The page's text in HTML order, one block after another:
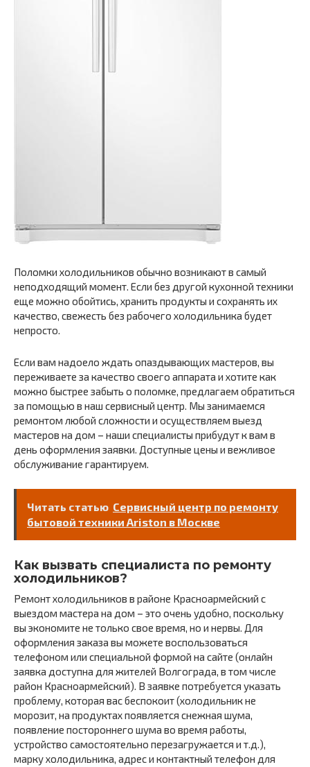
Поломки холодильников обычно возникают в самый
неподходящий момент. Если без другой кухонной техники
еще можно обойтись, хранить продукты и сохранять их
качество, свежесть без рабочего холодильника будет
непросто.
Если вам надоело ждать опаздывающих мастеров, вы
переживаете за качество своего аппарата и хотите как
можно быстрее забыть о поломке, предлагаем обратиться
за помощью в наш сервисный центр. Мы занимаемся
ремонтом любой сложности и осуществляем выезд
мастеров на дом – наши специалисты прибудут к вам в
день оформления заявки. Доступные цены и вежливое
обслуживание гарантируем.
Читать статью Сервисный центр по ремонту
бытовой техники Ariston в Москве
Как вызвать специалиста по ремонту
холодильников?
Ремонт холодильников в районе Красноармейский с
выездом мастера на дом – это очень удобно, поскольку
вы экономите не только свое время, но и нервы. Для
оформления заказа вы можете воспользоваться
телефоном или специальной формой на сайте (онлайн
заявка доступна для жителей Волгограда, в том числе
район Красноармейский). В заявке потребуется указать
проблему, которая вас беспокоит (холодильник не
морозит, на продуктах появляется снежная шума,
появление постороннего шума во время работы,
устройство самостоятельно перезагружается и т.д.),
марку холодильника, адрес и контактный телефон для